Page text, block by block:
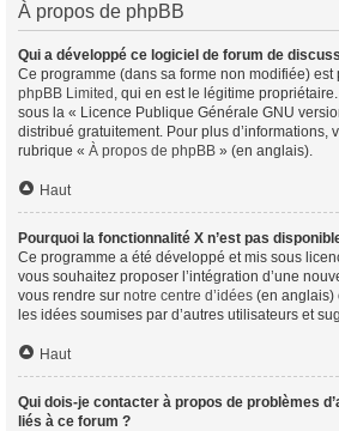
À propos de phpBB
Qui a développé ce logiciel de forum de
Ce programme (dans sa forme non modifiée)
phpBB Limited , qui en est le légitime
sous la « Licence Publique Générale GNU
distribué gratuitement. Pour plus d’informations,
rubrique « À propos de phpBB » (en anglais).
Haut
Pourquoi la fonctionnalité X n’est pas
Ce programme a été développé et mis sous
vous souhaitez proposer l’intégration d’une
vous rendre sur notre centre d’idées (en anglais)
les idées soumises par d’autres utilisateurs et
Haut
Qui dois-je contacter à propos de problèmes
liés à ce forum ?